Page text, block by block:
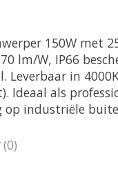
150W met
lm/W, IP66
Leverbaar in
Ideaal als
industriële
dit product is
(0)